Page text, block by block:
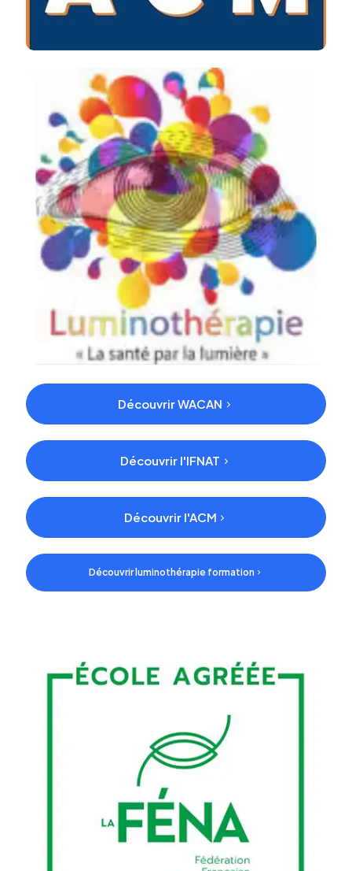
Découvrir WACAN
Découvrir l'IFNAT
Découvrir l'ACM
Découvrir luminothérapie formation